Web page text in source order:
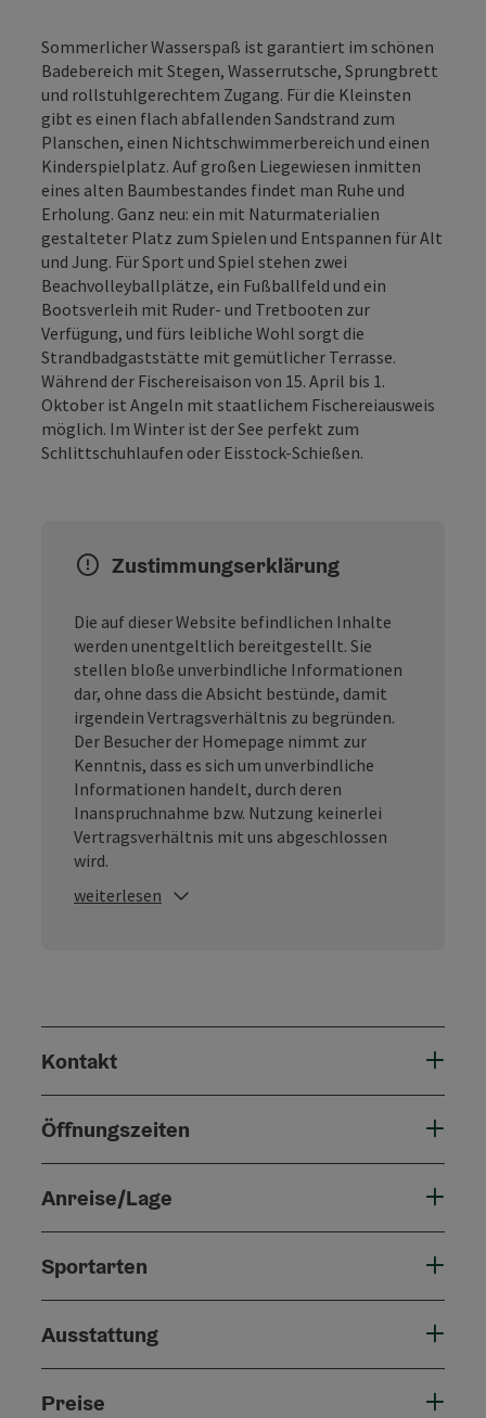
Sommerlicher Wasserspaß ist garantiert im schönen
Badebereich mit Stegen, Wasserrutsche, Sprungbrett
und rollstuhlgerechtem Zugang. Für die Kleinsten
gibt es einen flach abfallenden Sandstrand zum
Planschen, einen Nichtschwimmerbereich und einen
Kinderspielplatz. Auf großen Liegewiesen inmitten
eines alten Baumbestandes findet man Ruhe und
Erholung. Ganz neu: ein mit Naturmaterialien
gestalteter Platz zum Spielen und Entspannen für Alt
und Jung. Für Sport und Spiel stehen zwei
Beachvolleyballplätze, ein Fußballfeld und ein
Bootsverleih mit Ruder- und Tretbooten zur
Verfügung, und fürs leibliche Wohl sorgt die
Strandbadgaststätte mit gemütlicher Terrasse.
Während der Fischereisaison von 15. April bis 1.
Oktober ist Angeln mit staatlichem Fischereiausweis
möglich. Im Winter ist der See perfekt zum
Schlittschuhlaufen oder Eisstock-Schießen.
Zustimmungserklärung
Die auf dieser Website befindlichen Inhalte
werden unentgeltlich bereitgestellt. Sie
stellen bloße unverbindliche Informationen
dar, ohne dass die Absicht bestünde, damit
irgendein Vertragsverhältnis zu begründen.
Der Besucher der Homepage nimmt zur
Kenntnis, dass es sich um unverbindliche
Informationen handelt, durch deren
Inanspruchnahme bzw. Nutzung keinerlei
Vertragsverhältnis mit uns abgeschlossen
wird.
weiterlesen
Kontakt
Öffnungszeiten
Anreise/Lage
Sportarten
Ausstattung
Preise